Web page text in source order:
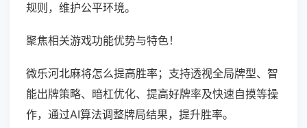
规则，维护公平环境。
聚焦相关游戏功能优势与特色！
微乐河北麻将怎么提高胜率；支持透视全局牌型、智
能出牌策略、暗杠优化、提高好牌率及快速自摸等操
作，通过AI算法调整牌局结果，提升胜率。